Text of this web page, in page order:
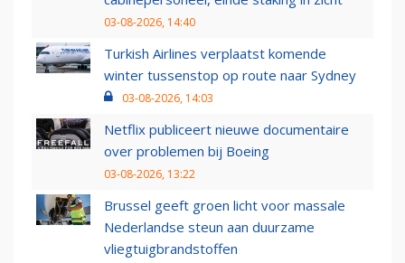
03-08-2026, 14:40
Turkish Airlines verplaatst komende
winter tussenstop op route naar Sydney
03-08-2026, 14:03
Netflix publiceert nieuwe documentaire
over problemen bij Boeing
03-08-2026, 13:22
Brussel geeft groen licht voor massale
Nederlandse steun aan duurzame
vliegtuigbrandstoffen